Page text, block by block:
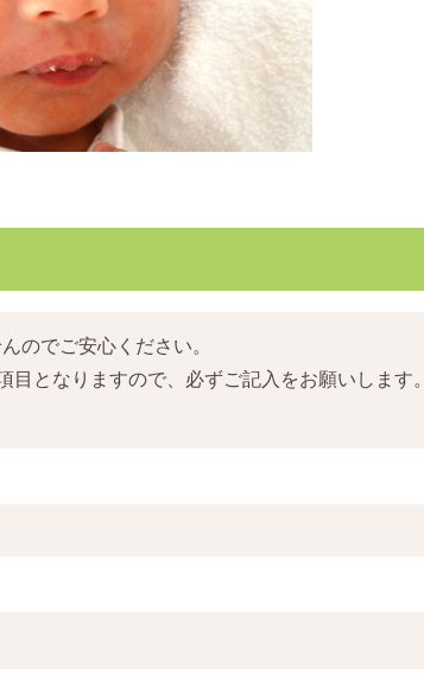
のでご安心ください。
目となりますので、必ずご記入をお願いします。